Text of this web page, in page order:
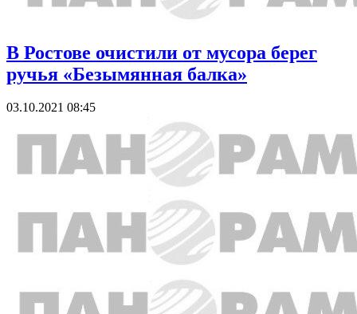
В Ростове очистили от мусора берег
ручья «Безымянная балка»
03.10.2021 08:45